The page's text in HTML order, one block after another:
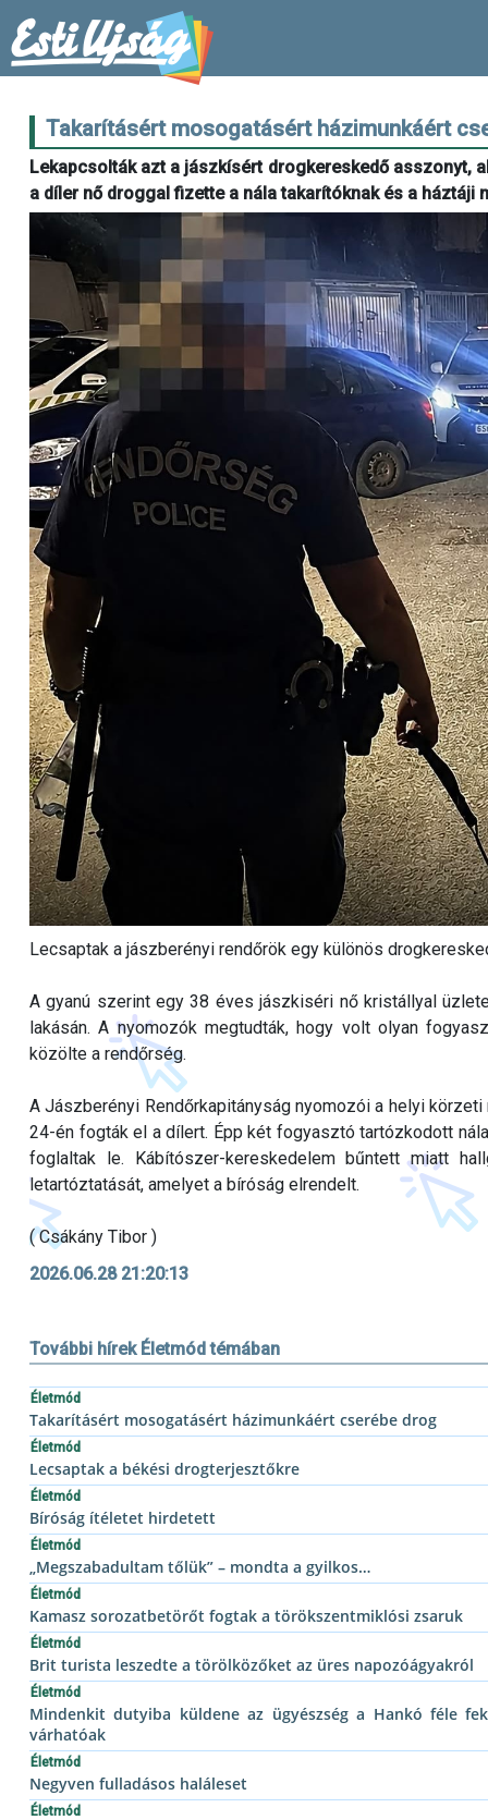
Takarításért mosogatásért házimunkáért
Lekapcsolták azt a jászkísért drogkereskedő asszonyt,
a díler nő droggal fizette a nála takarítóknak és a háztáji
Lecsaptak a jászberényi rendőrök egy különös
A gyanú szerint egy 38 éves jászkiséri nő kristállyal
lakásán. A nyomozók megtudták, hogy volt olyan
közölte a rendőrség.
A Jászberényi Rendőrkapitányság nyomozói a helyi
24-én fogták el a dílert. Épp két fogyasztó tartózkodott
foglaltak le. Kábítószer-kereskedelem bűntett miatt
letartóztatását, amelyet a bíróság elrendelt.
( Csákány Tibor )
2026.06.28 21:20:13
További hírek Életmód témában
Életmód
Takarításért mosogatásért házimunkáért cserébe drog
Életmód
Lecsaptak a békési drogterjesztőkre
Életmód
Bíróság ítéletet hirdetett
Életmód
„Megszabadultam tőlük” – mondta a gyilkos…
Életmód
Kamasz sorozatbetörőt fogtak a törökszentmiklósi zsaruk
Életmód
Brit turista leszedte a törölközőket az üres napozóágyakról
Életmód
Mindenkit dutyiba küldene az ügyészség a Hankó féle
várhatóak
Életmód
Negyven fulladásos haláleset
Életmód